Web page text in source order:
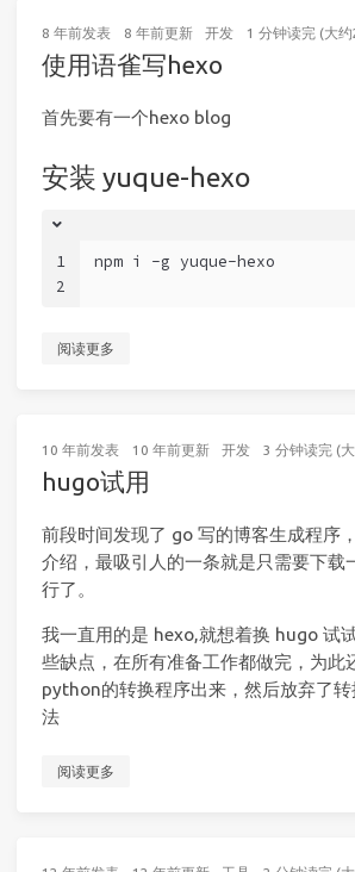
8 年前发表 8 年前更新 开发 1 分钟读完 (大
使用语雀写hexo
首先要有一个hexo blog
安装 yuque-hexo
1
2
npm i -g yuque-hexo
阅读更多
10 年前发表 10 年前更新 开发 3 分钟读完 (
hugo试用
前段时间发现了 go 写的博客生成程序
介绍，最吸引人的一条就是只需要下载
行了。
我一直用的是 hexo,就想着换 hugo 试
些缺点，在所有准备工作都做完，为此
python的转换程序出来，然后放弃了
法
阅读更多